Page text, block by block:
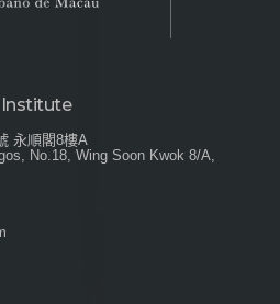
Institute
永順閣8樓A
No.18, Wing Soon Kwok 8/A,